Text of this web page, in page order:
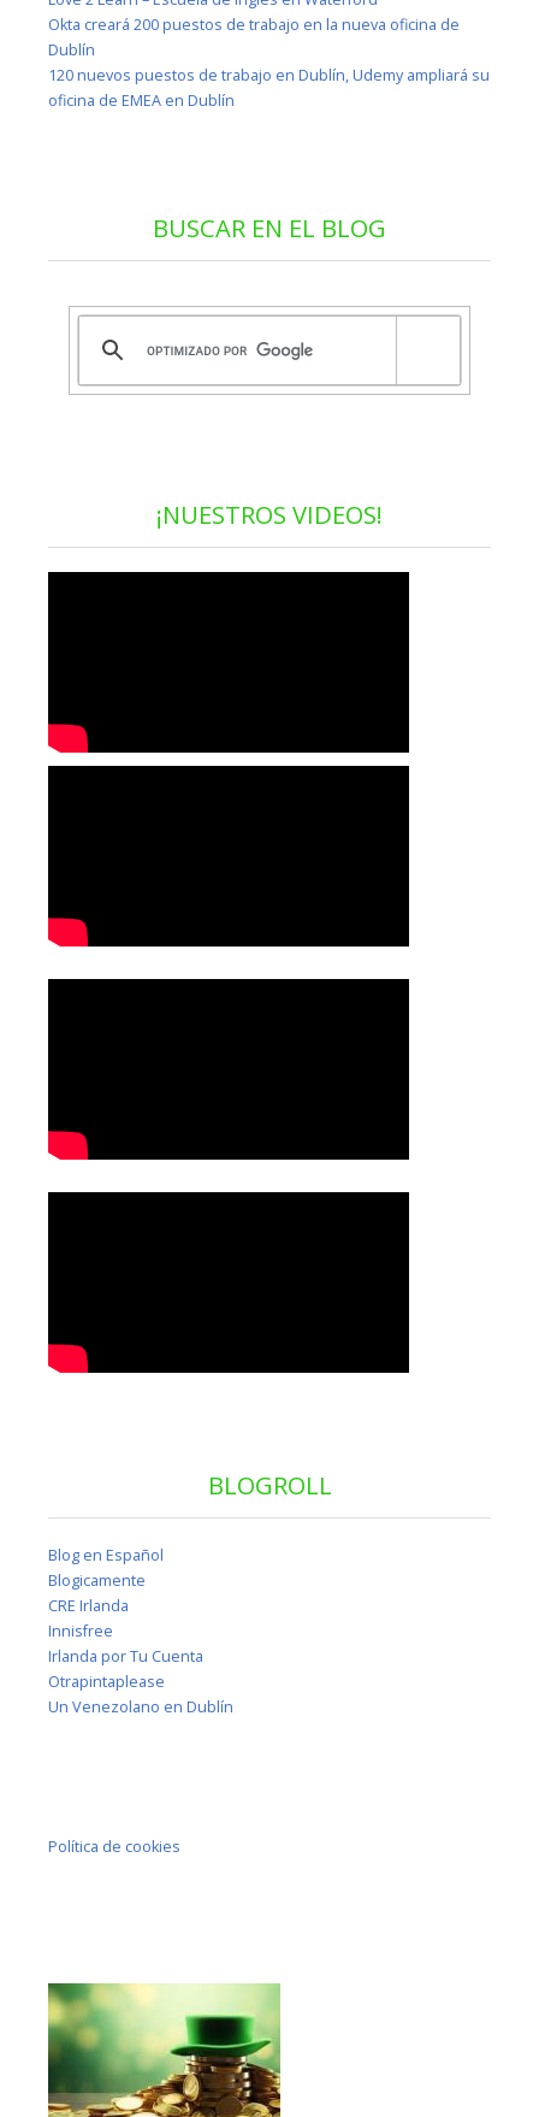
Okta creará 200 puestos de trabajo en la nueva oficina de
Dublín
120 nuevos puestos de trabajo en Dublín, Udemy ampliará su
oficina de EMEA en Dublín
BUSCAR EN EL BLOG
¡NUESTROS VIDEOS!
BLOGROLL
Blog en Español
Blogicamente
CRE Irlanda
Innisfree
Irlanda por Tu Cuenta
Otrapintaplease
Un Venezolano en Dublín
Política de cookies